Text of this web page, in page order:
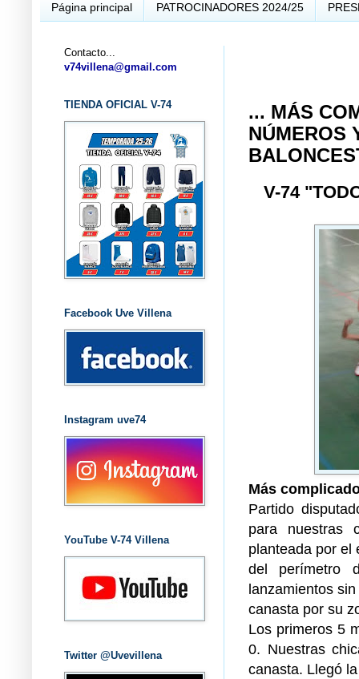
Página principal PATROCINADORES 2024/25
... MÁS
NÚMEROS
V-74
Más
Partido
para nuestras
planteada por el
del perímetro
lanzamientos
canasta por su
Los primeros 5
0. Nuestras
canasta. Llegó
Contacto...
v74villena@gmail.com
TIENDA OFICIAL V-74
Facebook Uve Villena
Instagram uve74
YouTube V-74 Villena
Twitter @Uvevillena